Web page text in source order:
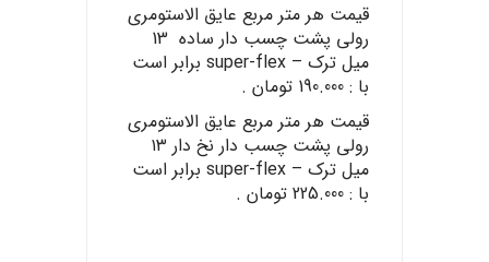
قیمت هر متر مربع عایق الاستومری
رولی پشت چسب دار ساده 13
میل ترک – super-flex برابر است
با : 190.000 تومان .
قیمت هر متر مربع عایق الاستومری
رولی پشت چسب دار نخ دار ۱۳
میل ترک – super-flex برابر است
با : 225.000 تومان .